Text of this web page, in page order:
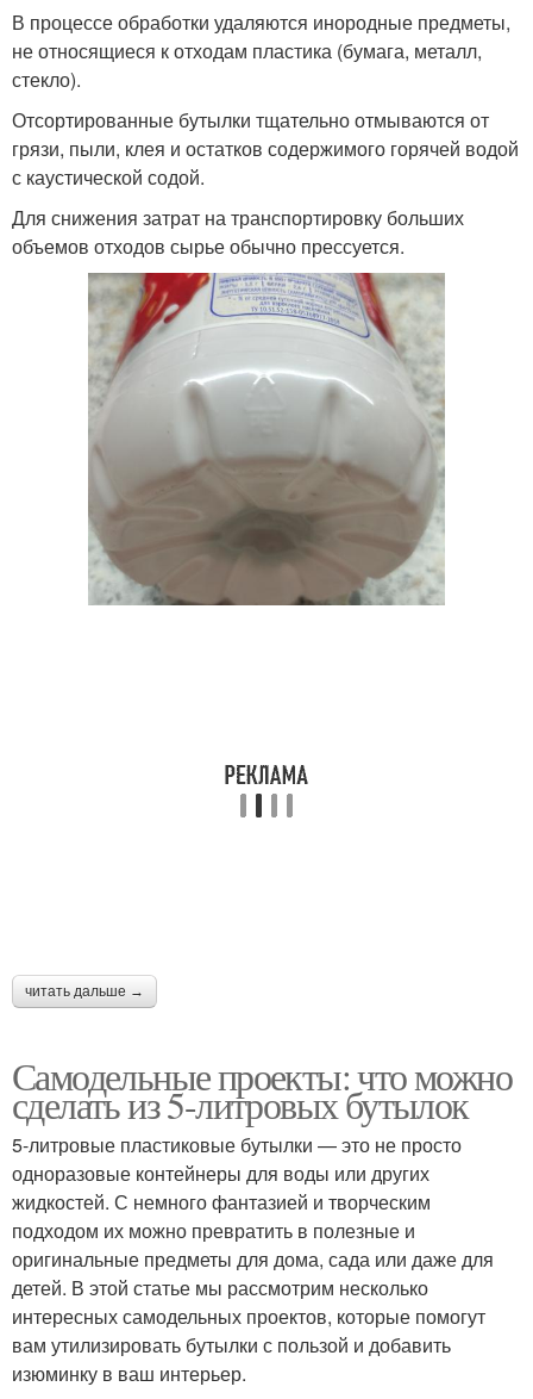
В процессе обработки удаляются инородные предметы,
не относящиеся к отходам пластика (бумага, металл,
стекло).
Отсортированные бутылки тщательно отмываются от
грязи, пыли, клея и остатков содержимого горячей водой
с каустической содой.
Для снижения затрат на транспортировку больших
объемов отходов сырье обычно прессуется.
читать дальше →
Самодельные проекты: что можно
сделать из 5-литровых бутылок
5-литровые пластиковые бутылки — это не просто
одноразовые контейнеры для воды или других
жидкостей. С немного фантазией и творческим
подходом их можно превратить в полезные и
оригинальные предметы для дома, сада или даже для
детей. В этой статье мы рассмотрим несколько
интересных самодельных проектов, которые помогут
вам утилизировать бутылки с пользой и добавить
изюминку в ваш интерьер.